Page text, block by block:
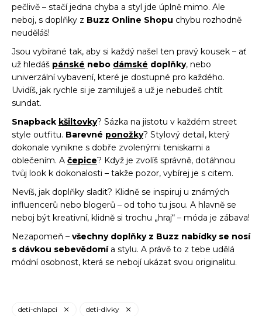
pečlivě – stačí jedna chyba a styl jde úplně mimo. Ale
neboj, s doplňky z Buzz Online Shopu chybu rozhodně
neuděláš!
Jsou vybírané tak, aby si každý našel ten pravý kousek – ať
už hledáš pánské nebo dámské doplňky, nebo
univerzální vybavení, které je dostupné pro každého.
Uvidíš, jak rychle si je zamiluješ a už je nebudeš chtít
sundat.
Snapback kšiltovky? Sázka na jistotu v každém street
style outfitu. Barevné ponožky? Stylový detail, který
dokonale vynikne s dobře zvolenými teniskami a
oblečením. A čepice? Když je zvolíš správně, dotáhnou
tvůj look k dokonalosti – takže pozor, vybírej je s citem.
Nevíš, jak doplňky sladit? Klidně se inspiruj u známých
influencerů nebo blogerů – od toho tu jsou. A hlavně se
neboj být kreativní, klidně si trochu „hraj“ – móda je zábava!
Nezapomeň – všechny doplňky z Buzz nabídky se nosí
s dávkou sebevědomía stylu. A právě to z tebe udělá
módní osobnost, která se nebojí ukázat svou originalitu.
deti-chlapci deti-divky